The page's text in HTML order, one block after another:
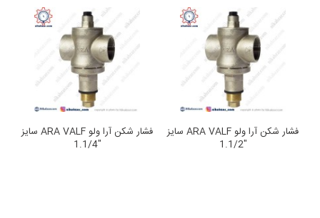
فشار شکن آرا ولو ARA VALF سایز
"1.1/4
فشار شکن آرا ولو ARA VALF سایز
"1.1/2